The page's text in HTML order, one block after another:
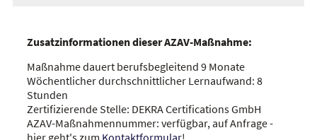
Zusatzinformationen dieser AZAV-Maßnahme:
Maßnahme dauert berufsbegleitend 9 Monate
Wöchentlicher durchschnittlicher Lernaufwand: 8
Stunden
Zertifizierende Stelle: DEKRA Certifications GmbH
AZAV-Maßnahmennummer: verfügbar, auf Anfrage -